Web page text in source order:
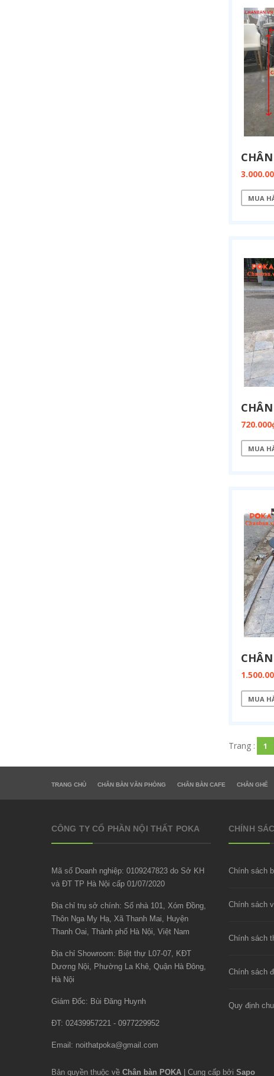
MUA
MUA
MUA
Trang : 1
TRANG CHỦ CHÂN BÀN VĂN PHÒNG CHÂN BÀN CAFE CHÂN GHẾ
CÔNG TY CỔ PHẦN NỘI THẤT POKA
Mã số Doanh nghiệp: 0109247823 do Sở KH
và ĐT TP Hà Nội cấp 01/07/2020
Địa chỉ trụ sở chính: Số nhà 101, Xóm Đồng,
Thôn Nga My Hạ, Xã Thanh Mai, Huyện
Thanh Oai, Thành phố Hà Nội, Việt Nam
Địa chỉ Showroom: Biệt thự L07-07, KĐT
Dương Nội, Phường La Khê, Quận Hà Đông,
Hà Nội
Giám Đốc: Bùi Đăng Huynh
ĐT: 02439957221 - 0977229952
Email: noithatpoka@gmail.com
CHÍNH
Chính sách
Chính sách
Chính sách
Quy định
Bản quyền thuộc về Chân bàn POKA Cung cấp bởi Sapo